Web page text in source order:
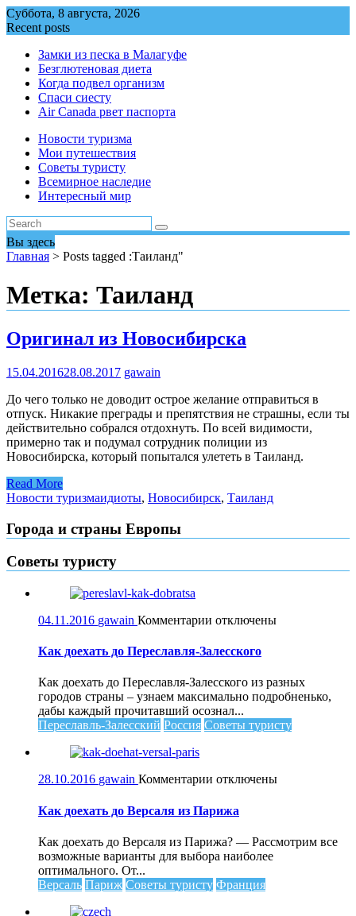
Перейти
к
Суббота, 8 августа, 2026
Recent posts
Замки из песка в Малагуфе
Безглютеновая диета
Когда подвел организм
Спаси сиесту
Air Canada рвет паспорта
Новости туризма
Мои путешествия
Советы туристу
Всемирное наследие
Интересный мир
Вы здесь
Главная > Posts tagged :Таиланд"
Метка: Таиланд
Оригинал из Новосибирска
15.04.201628.08.2017 gawain
До чего только не доводит острое желание отправиться в
отпуск. Никакие преграды и препятствия не страшны, если ты
действительно собрался отдохнуть. По всей видимости,
примерно так и подумал сотрудник полиции из
Новосибирска, который попытался улететь в Таиланд.
Read More
Новости туризмаидиоты, Новосибирск, Таиланд
Города и страны Европы
Советы туристу
04.11.2016 gawain Комментарии к
Как
Переславля-
Залесского
отключены
Как доехать до Переславля-Залесского
Как доехать до Переславля-Залесского из разных
городов страны – узнаем максимально подробненько,
дабы каждый прочитавший осознал...
Переславль-Залесский Россия Советы туристу
28.10.2016 gawain Комментарии к
Как
доехать
Версаля
из
Парижа
отключены
Как доехать до Версаля из Парижа
Как доехать до Версаля из Парижа? — Рассмотрим все
возможные варианты для выбора наиболее
оптимального. От...
Версаль Париж Советы туристу Франция